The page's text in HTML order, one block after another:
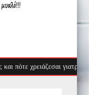
χρειάζεσαι γιατρό